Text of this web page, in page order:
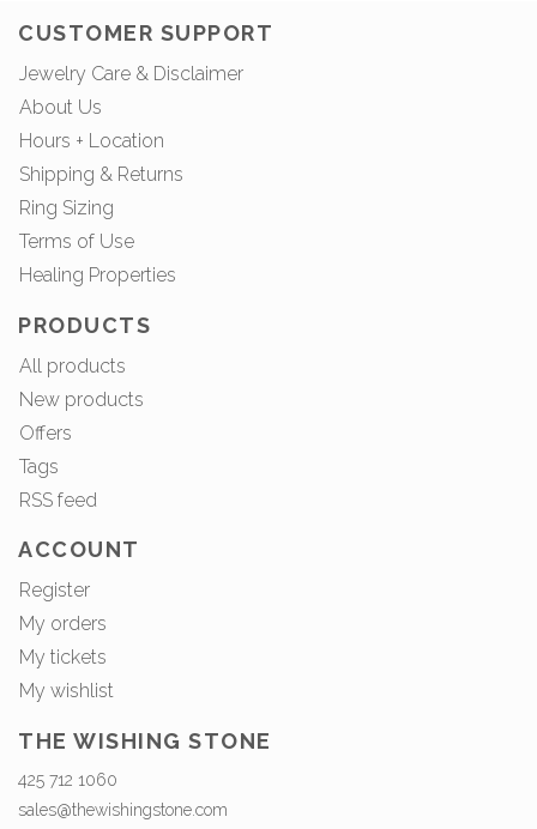
CUSTOMER SUPPORT
Jewelry Care & Disclaimer
About Us
Hours + Location
Shipping & Returns
Ring Sizing
Terms of Use
Healing Properties
PRODUCTS
All products
New products
Offers
Tags
RSS feed
ACCOUNT
Register
My orders
My tickets
My wishlist
THE WISHING STONE
425 712 1060
sales@thewishingstone.com